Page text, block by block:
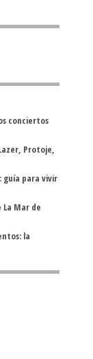
conciertos
Protoje,
guía para vivir
Mar de
la